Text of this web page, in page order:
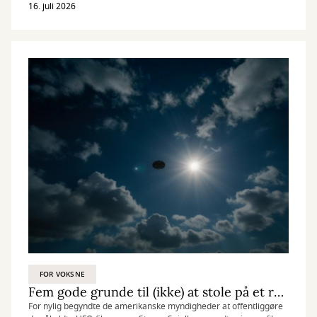
relevant at læse, og forslag til hvordan du får mest ud af
16. juli 2026
FOR VOKSNE
Fem gode grunde til (ikke) at stole på et rumvæsen
For nylig begyndte de amerikanske myndigheder at offentliggøre